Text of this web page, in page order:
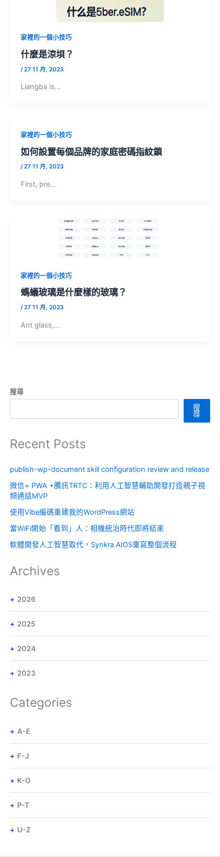
家裡的一個小技巧
什麼是涼垻？
/27 11 月, 2023
Liangba is…
家裡的一個小技巧
如何設置每個品牌的家庭密碼指紋鎖
/27 11 月, 2023
First, pre…
家裡的一個小技巧
螞蟻玻璃是什麼樣的玻璃？
/27 11 月, 2023
Ant glass,…
搜尋
搜
尋
Recent Posts
publish-wp-document skill configuration review and release
微信+ PWA +騰訊TRTC：利用人工智慧輔助開發打造親子視
頻通話MVP
使用Vibe編碼重建我的WordPress網站
當WiFi開始「看到」人：相機統治時代即將結束
軟體開發人工智慧取代，Synkra AIOS重寫整個流程
Archives
2026
2025
2024
2023
Categories
A-E
F-J
K-O
P-T
U-Z